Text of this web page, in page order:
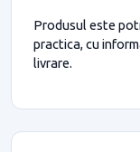
Produsul este
practica, cu
livrare.